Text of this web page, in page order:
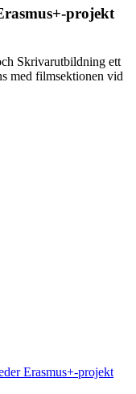
projekt
Skrivarutbildning ett
med filmsektionen vid
Erasmus+-projekt